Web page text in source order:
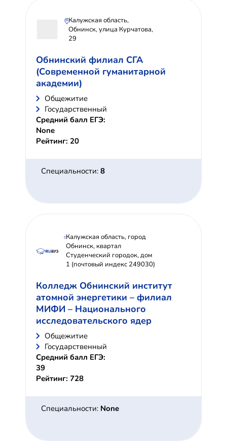
Калужская область,
Обнинск, улица Курчатова,
29
Обнинский филиал СГА
(Современной гуманитарной
академии)
Общежитие
Государственный
Средний балл ЕГЭ:
None
Рейтинг: 20
Специальности: 8
Калужская область, город
Обнинск, квартал
Студенческий городок, дом
1 (почтовый индекс 249030)
Колледж Обнинский институт
атомной энергетики – филиал
МИФИ – Национального
исследовательского ядер
Общежитие
Государственный
Средний балл ЕГЭ:
39
Рейтинг: 728
Специальности: None